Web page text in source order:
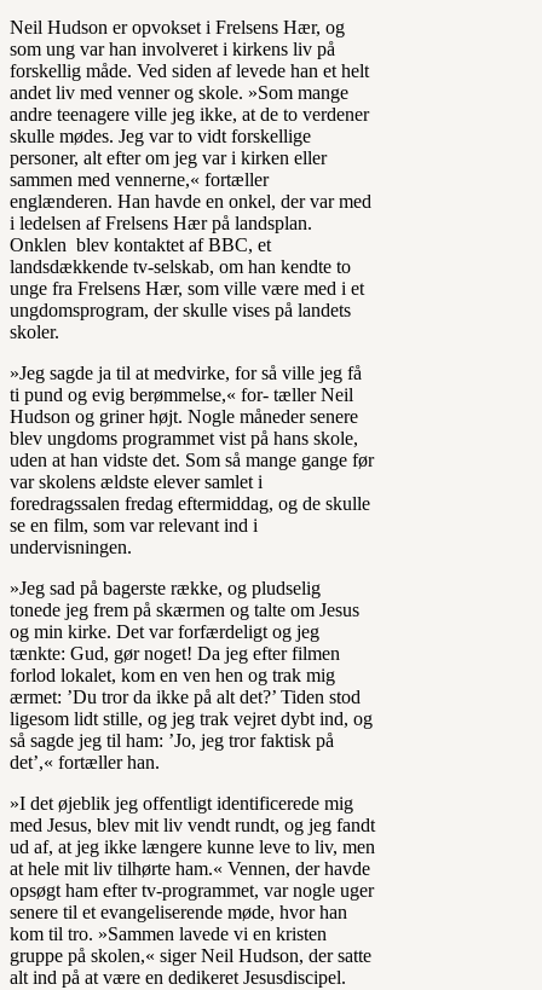
Neil Hudson er opvokset i Frelsens Hær, og
som ung var han involveret i kirkens liv på
forskellig måde. Ved siden af levede han et helt
andet liv med venner og skole. »Som mange
andre teenagere ville jeg ikke, at de to verdener
skulle mødes. Jeg var to vidt forskellige
personer, alt efter om jeg var i kirken eller
sammen med vennerne,« fortæller
englænderen. Han havde en onkel, der var med
i ledelsen af Frelsens Hær på landsplan.
Onklen blev kontaktet af BBC, et
landsdækkende tv-selskab, om han kendte to
unge fra Frelsens Hær, som ville være med i et
ungdomsprogram, der skulle vises på landets
skoler.
»Jeg sagde ja til at medvirke, for så ville jeg få
ti pund og evig berømmelse,« for- tæller Neil
Hudson og griner højt. Nogle måneder senere
blev ungdoms programmet vist på hans skole,
uden at han vidste det. Som så mange gange før
var skolens ældste elever samlet i
foredragssalen fredag eftermiddag, og de skulle
se en film, som var relevant ind i
undervisningen.
»Jeg sad på bagerste række, og pludselig
tonede jeg frem på skærmen og talte om Jesus
og min kirke. Det var forfærdeligt og jeg
tænkte: Gud, gør noget! Da jeg efter filmen
forlod lokalet, kom en ven hen og trak mig
ærmet: ’Du tror da ikke på alt det?’ Tiden stod
ligesom lidt stille, og jeg trak vejret dybt ind, og
så sagde jeg til ham: ’Jo, jeg tror faktisk på
det’,« fortæller han.
»I det øjeblik jeg offentligt identificerede mig
med Jesus, blev mit liv vendt rundt, og jeg fandt
ud af, at jeg ikke længere kunne leve to liv, men
at hele mit liv tilhørte ham.« Vennen, der havde
opsøgt ham efter tv-programmet, var nogle uger
senere til et evangeliserende møde, hvor han
kom til tro. »Sammen lavede vi en kristen
gruppe på skolen,« siger Neil Hudson, der satte
alt ind på at være en dedikeret Jesusdiscipel.